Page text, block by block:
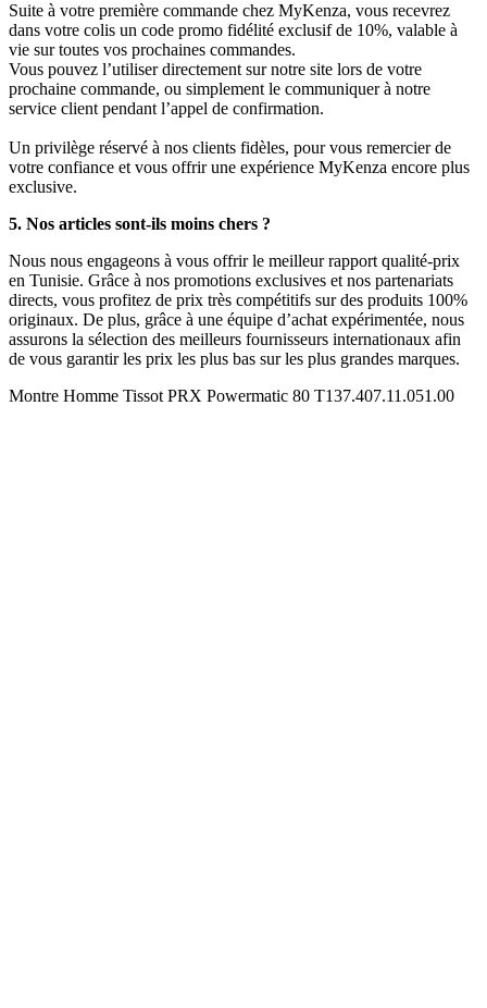
Suite à votre première commande chez MyKenza, vous recevrez
dans votre colis un code promo fidélité exclusif de 10%, valable à
vie sur toutes vos prochaines commandes.
Vous pouvez l’utiliser directement sur notre site lors de votre
prochaine commande, ou simplement le communiquer à notre
service client pendant l’appel de confirmation.
Un privilège réservé à nos clients fidèles, pour vous remercier de
votre confiance et vous offrir une expérience MyKenza encore plus
exclusive.
5. Nos articles sont-ils moins chers ?
Nous nous engageons à vous offrir le meilleur rapport qualité-prix
en Tunisie. Grâce à nos promotions exclusives et nos partenariats
directs, vous profitez de prix très compétitifs sur des produits 100%
originaux. De plus, grâce à une équipe d’achat expérimentée, nous
assurons la sélection des meilleurs fournisseurs internationaux afin
de vous garantir les prix les plus bas sur les plus grandes marques.
Montre Homme Tissot PRX Powermatic 80 T137.407.11.051.00